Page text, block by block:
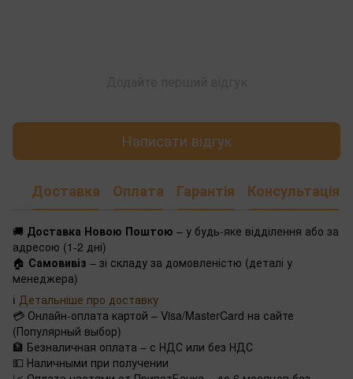
Написати відгук
Доставка Оплата Гарантія Консультація
🚚 Доставка Новою Поштою – у будь-яке відділення або за
адресою (1-2 дні)
🏠 Самовивіз – зі складу за домовленістю (деталі у
менеджера)
ℹ️ Детальніше про доставку
💳 Онлайн-оплата картой – Visa/MasterCard на сайте
(Популярный выбор)
🏦 Безналичная оплата – с НДС или без НДС
💵 Наличными при получении